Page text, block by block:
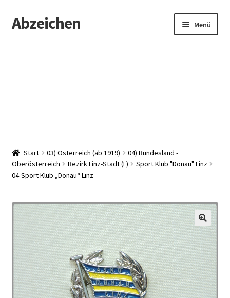
Zur
Navigation
Zum
Inhalt
Abzeichen Menü
Start 03) Österreich (ab 1919)
04) Bundesland -
Oberösterreich
Bezirk Linz-Stadt (L)
Sport Klub "Donau" Linz
04-Sport Klub „Donau“ Linz